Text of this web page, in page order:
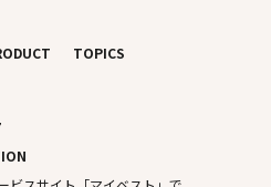
TOPICS